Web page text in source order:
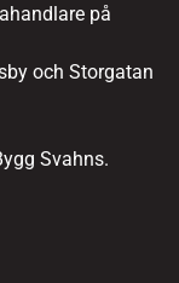
på
och Storgatan
Svahns.